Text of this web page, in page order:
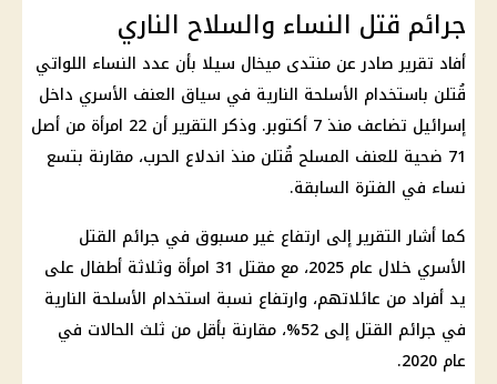
جرائم قتل النساء والسلاح الناري
أفاد تقرير صادر عن منتدى ميخال سيلا بأن عدد النساء اللواتي
قُتلن باستخدام الأسلحة النارية في سياق العنف الأسري داخل
إسرائيل
تضاعف منذ 7 أكتوبر. وذكر التقرير أن 22 امرأة من أصل
71 ضحية للعنف المسلح قُتلن منذ اندلاع
الحرب، مقارنة بتسع
نساء في الفترة السابقة.
كما أشار التقرير إلى ارتفاع غير مسبوق في جرائم القتل
الأسري خلال عام 2025، مع مقتل 31 امرأة وثلاثة أطفال على
يد أفراد من عائلاتهم، وارتفاع نسبة استخدام الأسلحة النارية
في جرائم القتل إلى 52%، مقارنة بأقل من ثلث الحالات في
عام 2020.